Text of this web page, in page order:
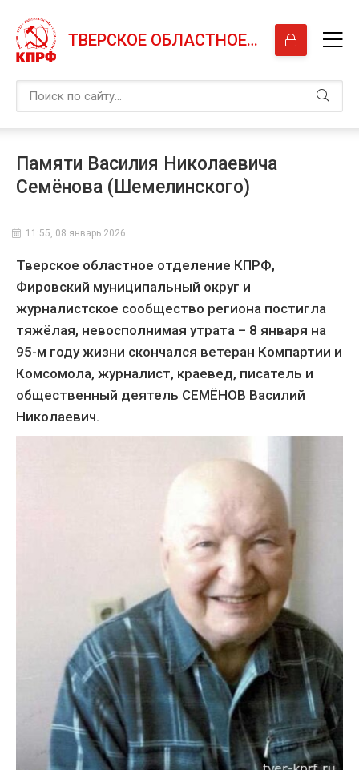
ТВЕРСКОЕ ОБЛАСТНОЕ ОТДЕЛЕНИЕ КПРФ
Памяти Василия Николаевича
Семёнова (Шемелинского)
11:55, 08 январь 2026
Тверское областное отделение КПРФ,
Фировский муниципальный округ и
журналистское сообщество региона постигла
тяжёлая, невосполнимая утрата – 8 января на
95-м году жизни скончался ветеран Компартии и
Комсомола, журналист, краевед, писатель и
общественный деятель СЕМЁНОВ Василий
Николаевич.